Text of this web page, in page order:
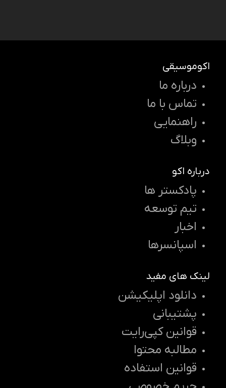
اکوموسیقی
درباره ما
تماس با ما
راهنمایی
وبلاگ
درباره اکو
پادکستر ها
تیم توسعه
اخبار
اسپانسرها
لینک های مفید
دانلود اپلیکیشن
پشتیبانی
قوانین کپی‌رایت
مطالبه محتوا
قوانین استفاده